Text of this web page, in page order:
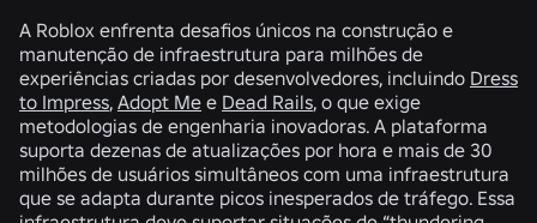
A Roblox enfrenta desafios únicos na construção e
manutenção de infraestrutura para milhões de
experiências criadas por desenvolvedores, incluindo Dress
to Impress, Adopt Me e Dead Rails, o que exige
metodologias de engenharia inovadoras. A plataforma
suporta dezenas de atualizações por hora e mais de 30
milhões de usuários simultâneos com uma infraestrutura
que se adapta durante picos inesperados de tráfego. Essa